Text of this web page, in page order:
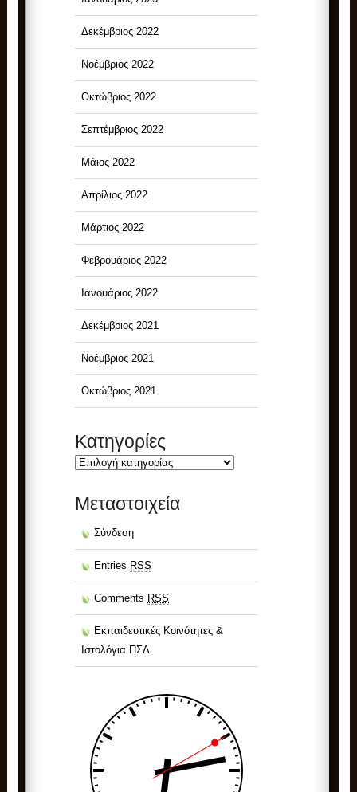
Δεκέμβριος 2022
Νοέμβριος 2022
Οκτώβριος 2022
Σεπτέμβριος 2022
Μάιος 2022
Απρίλιος 2022
Μάρτιος 2022
Φεβρουάριος 2022
Ιανουάριος 2022
Δεκέμβριος 2021
Νοέμβριος 2021
Οκτώβριος 2021
Kατηγορίες
Kατηγορίες
Μεταστοιχεία
Σύνδεση
Entries RSS
Comments RSS
Εκπαιδευτικές Κοινότητες &
Ιστολόγια ΠΣΔ